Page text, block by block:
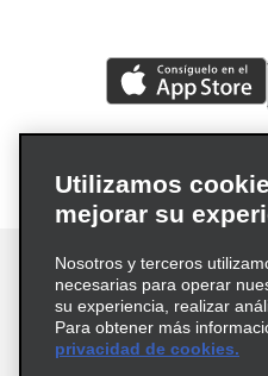
Términos de uso
Utilizamos
mejorar su
Nosotros y terceros
necesarias para operar
su experiencia, realizar
Para obtener más
privacidad de cookies.